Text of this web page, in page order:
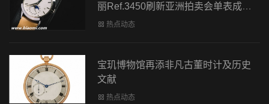
丽Ref.3450刷新亚洲拍卖会单表成交
价记录
热点动态
宝玑博物馆再添非凡古董时计及历史
文献
热点动态